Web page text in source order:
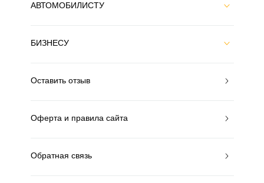
АВТОМОБИЛИСТУ
БИЗНЕСУ
Оставить отзыв
Оферта и правила сайта
Обратная связь